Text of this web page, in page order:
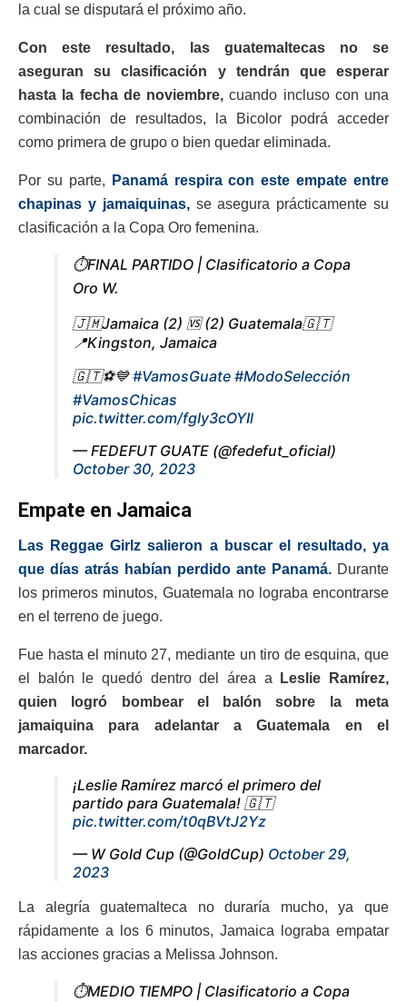
la cual se disputará el próximo año.
Con este resultado, las guatemaltecas no se
aseguran su clasificación y tendrán que esperar
hasta la fecha de noviembre, cuando incluso con una
combinación de resultados, la Bicolor podrá acceder
como primera de grupo o bien quedar eliminada.
Por su parte,
Panamá respira con este empate entre
chapinas y jamaiquinas,se asegura prácticamente su
clasificación a la Copa Oro femenina.
⏱️FINAL PARTIDO | Clasificatorio a Copa
Oro W.
🇯🇲Jamaica (2) 🆚 (2) Guatemala🇬🇹
📍Kingston, Jamaica
🇬🇹⚽️💙#VamosGuate #ModoSelección
#VamosChicas
pic.twitter.com/fgIy3cOYIl
— FEDEFUT GUATE (@fedefut_oficial)
October 30, 2023
Empate en Jamaica
Las Reggae Girlz salieron a buscar el resultado, ya
que días atrás habían perdido ante Panamá. Durante
los primeros minutos, Guatemala no lograba encontrarse
en el terreno de juego.
Fue hasta el minuto 27, mediante un tiro de esquina, que
el balón le quedó dentro del área a
Leslie Ramírez,
quien logró bombear el balón sobre la meta
jamaiquina para adelantar a Guatemala en el
marcador.
¡Leslie Ramírez marcó el primero del
partido para Guatemala! 🇬🇹
pic.twitter.com/t0qBVtJ2Yz
— W Gold Cup (@GoldCup) October 29,
2023
La alegría guatemalteca no duraría mucho, ya que
rápidamente a los 6 minutos, Jamaica lograba empatar
las acciones gracias a Melissa Johnson.
⏱️MEDIO TIEMPO | Clasificatorio a Copa